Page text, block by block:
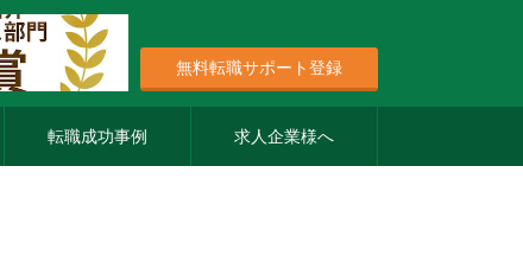
無料転職サポート登録
転職成功事例 求人企業様へ